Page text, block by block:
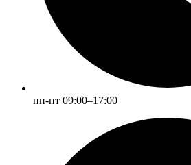
пн-пт 09:00–17:00